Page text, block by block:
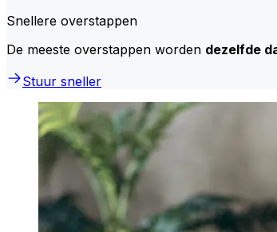
Snellere overstappen
De meeste overstappen worden dezelfde
Stuur sneller